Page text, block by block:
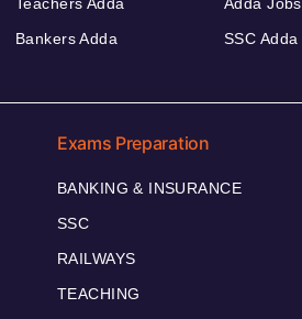
Bankers Adda
SSC Adda
Exams Preparation
BANKING & INSURANCE
SSC
RAILWAYS
TEACHING